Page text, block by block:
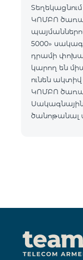
Տեղեկացնում
ԿՈՄԲՈ
5000»
դրամի
կարող են
ունեն
ԿՈՄԲՈ
ծանոթանալ